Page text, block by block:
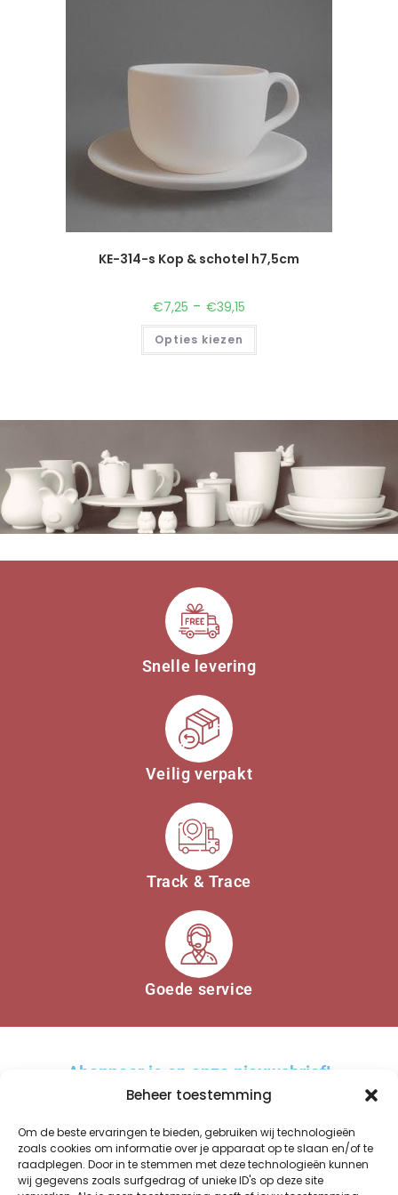
Beheer toestemming
Om de beste ervaringen te bieden, gebruiken wij technologieën
zoals cookies om informatie over je apparaat op te slaan en/of te
raadplegen. Door in te stemmen met deze technologieën kunnen
wij gegevens zoals surfgedrag of unieke ID's op deze site
KE-314-s Kop & schotel h7,5cm
€7,25 - €39,15
Opties kiezen
Snelle levering
Veilig verpakt
Track & Trace
Goede service
Abonneer je op onze nieuwsbrief!
AANMELDEN